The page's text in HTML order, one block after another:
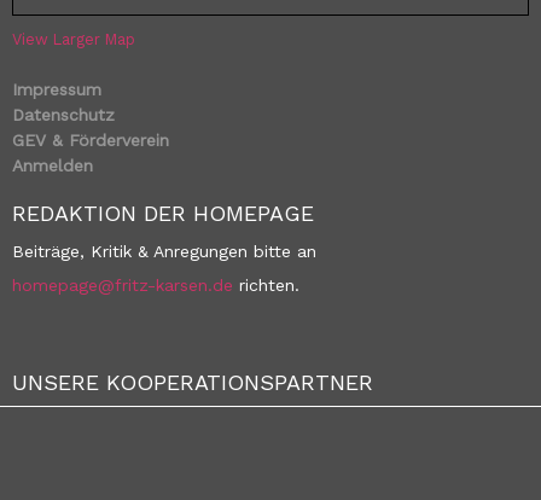
View Larger Map
Impressum
Datenschutz
GEV & Förderverein
Anmelden
REDAKTION DER HOMEPAGE
Beiträge, Kritik & Anregungen bitte an
homepage@fritz-karsen.de richten.
UNSERE KOOPERATIONSPARTNER